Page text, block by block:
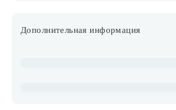
Дополнительная информация